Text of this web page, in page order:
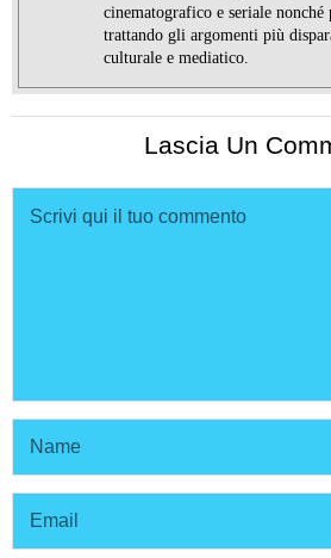
cinematografico e seriale nonché
trattando gli argomenti più
culturale e mediatico.
Lascia Un